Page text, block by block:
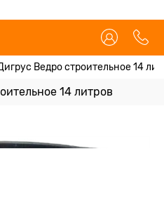
Ведро строительное 14
14 литров